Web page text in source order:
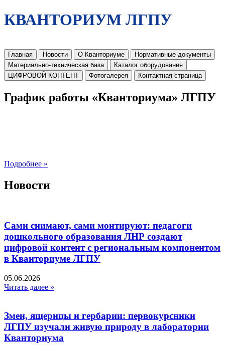
КВАНТОРИУМ ЛГПУ
Главная Новости О Кванториуме
Нормативные документы
Материально-техническая база
Каталог оборудования
ЦИФРОВОЙ КОНТЕНТ
Фотогалерея Контактная страница
График работы «Кванториума» ЛГПУ
Подробнее »
Новости
Сами снимают, сами монтируют: педагоги
дошкольного образования ЛНР создают
цифровой контент с региональным компонентом
в Кванториуме ЛГПУ​
05.06.2026
Читать далее »
Змеи, ящерицы и гербарии: первокурсники
ЛГПУ изучали живую природу в лаборатории
Кванториума